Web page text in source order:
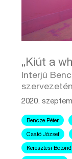
„Kiút a
Interjú
2020.
Bencze Péter
Csató József
Keresztesi Botond